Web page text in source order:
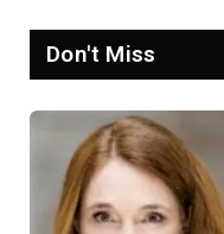
Don't Miss